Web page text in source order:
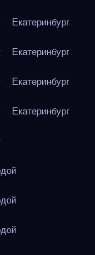
Екатеринбург
Екатеринбург
Екатеринбург
Екатеринбург